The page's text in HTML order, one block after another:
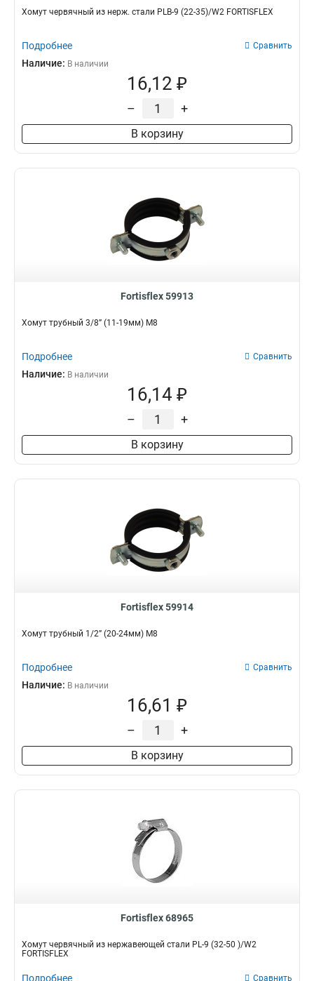
Хомут червячный из нерж. стали PLB-9 (22-35)/W2 FORTISFLEX
Подробнее Сравнить
Наличие: В наличии
16,12 ₽
– +
В корзину
Fortisflex 59913
Хомут трубный 3/8” (11-19мм) М8
Подробнее Сравнить
Наличие: В наличии
16,14 ₽
– +
В корзину
Fortisflex 59914
Хомут трубный 1/2” (20-24мм) М8
Подробнее Сравнить
Наличие: В наличии
16,61 ₽
– +
В корзину
Fortisflex 68965
Хомут червячный из нержавеющей стали PL-9 (32-50 )/W2
FORTISFLEX
Подробнее Сравнить